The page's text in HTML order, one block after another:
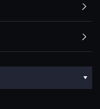
プ
マネジメント